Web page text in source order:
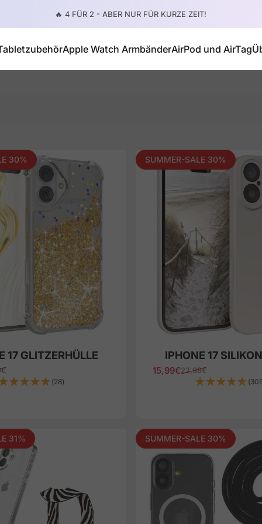
4,8/5 ⭐⭐⭐⭐⭐| 4.000+ Reviews ->
Apple Watch ArmbänderAirPod und AirTag
30%
17 GLITZERHÜLLE
(28)
SUMMER-SALE 30%
IPHONE 17
Sale price
15,99€
Regular price
22,99€
31% SUMMER-SALE 30%